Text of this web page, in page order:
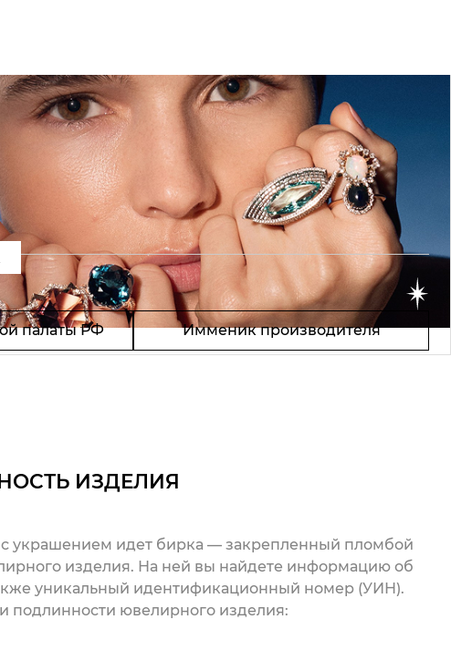
палаты РФ Имменик производителя
ИЗДЕЛИЯ
украшением идет бирка — закрепленный пломбой
изделия. На ней вы найдете информацию об
уникальный идентификационный номер (УИН).
подлинности ювелирного изделия: